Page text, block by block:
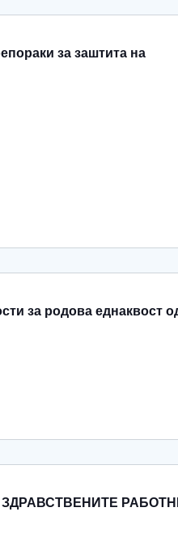
за заштита на
за родова еднаквост